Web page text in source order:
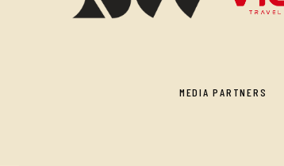
MEDIA PARTNERS